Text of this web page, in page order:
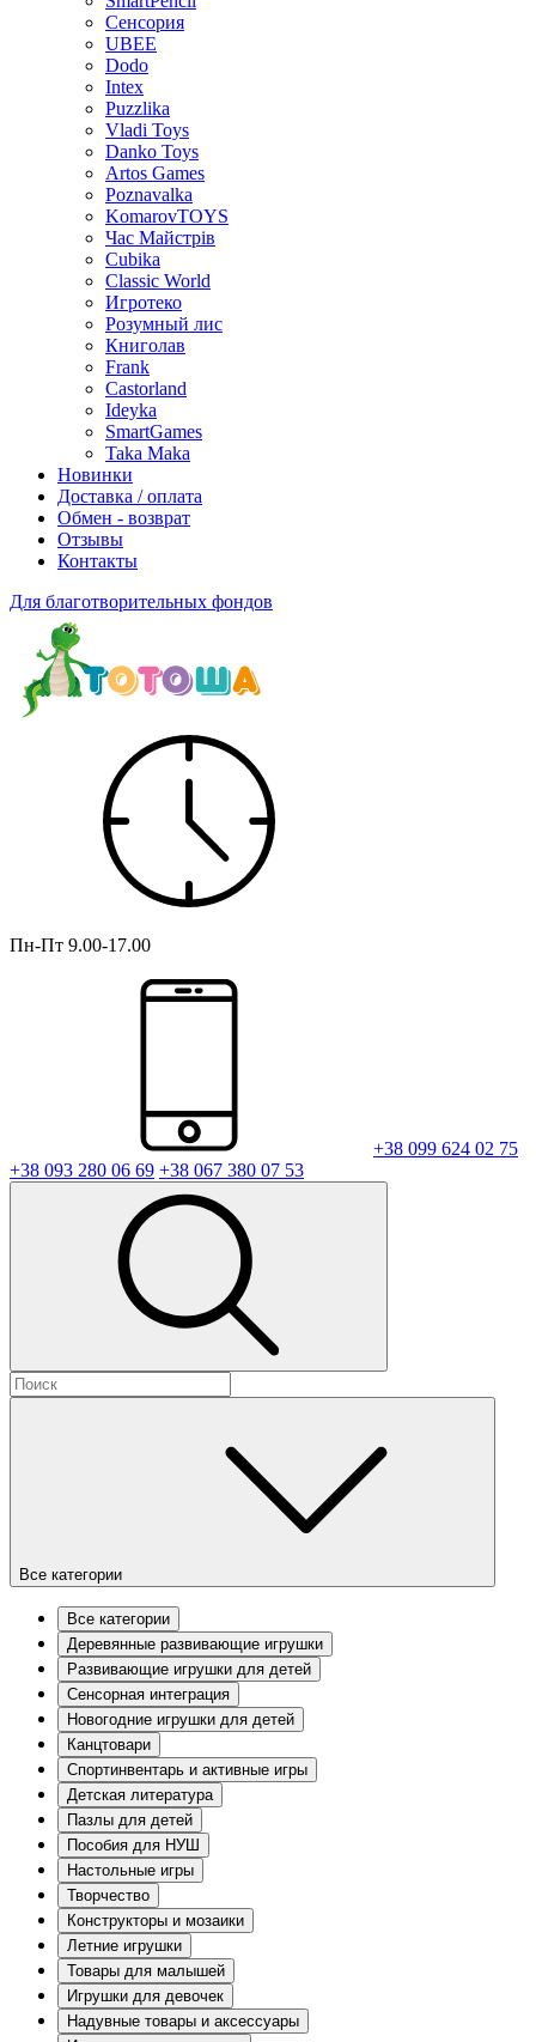
Сенсория
UBEE
Dodo
Intex
Puzzlika
Vladi Toys
Danko Toys
Artos Games
Poznavalka
KomarovTOYS
Час Майстрів
Cubika
Classic World
Игротеко
Розумный лис
Книголав
Frank
Castorland
Ideyka
SmartGames
Taka Maka
Новинки
Доставка / оплата
Обмен - возврат
Отзывы
Контакты
Для благотворительных фондов
Пн-Пт 9.00-17.00
+38 099 624 02 75
+38 093 280 06 69 +38 067 380 07 53
Все категории
Все категории
Деревянные развивающие игрушки
Развивающие игрушки для детей
Сенсорная интеграция
Новогодние игрушки для детей
Канцтовари
Спортинвентарь и активные игры
Детская литература
Пазлы для детей
Пособия для НУШ
Настольные игры
Творчество
Конструкторы и мозаики
Летние игрушки
Товары для малышей
Игрушки для девочек
Надувные товары и аксессуары